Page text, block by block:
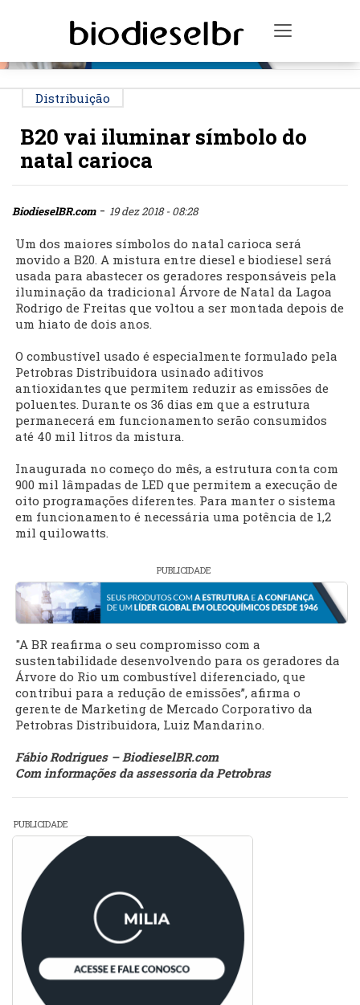
Toggle
Distribuição
B20 vai iluminar símbolo do
natal carioca
BiodieselBR.com- 19 dez 2018 - 08:28
Um dos maiores símbolos do natal carioca será
movido a B20. A mistura entre diesel e biodiesel será
usada para abastecer os geradores responsáveis pela
iluminação da tradicional Árvore de Natal da Lagoa
Rodrigo de Freitas que voltou a ser montada depois de
um hiato de dois anos.
O combustível usado é especialmente formulado pela
Petrobras Distribuidora usinado aditivos
antioxidantes que permitem reduzir as emissões de
poluentes. Durante os 36 dias em que a estrutura
permanecerá em funcionamento serão consumidos
até 40 mil litros da mistura.
Inaugurada no começo do mês, a estrutura conta com
900 mil lâmpadas de LED que permitem a execução de
oito programações diferentes. Para manter o sistema
em funcionamento é necessária uma potência de 1,2
mil quilowatts.
PUBLICIDADE
"A BR reafirma o seu compromisso com a
sustentabilidade desenvolvendo para os geradores da
Árvore do Rio um combustível diferenciado, que
contribui para a redução de emissões”, afirma o
gerente de Marketing de Mercado Corporativo da
Petrobras Distribuidora, Luiz Mandarino.
Fábio Rodrigues – BiodieselBR.com
Com informações da assessoria da Petrobras
PUBLICIDADE